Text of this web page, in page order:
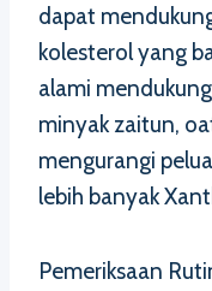
dapat
kolesterol yang
alami
minyak zaitun,
mengurangi
lebih banyak
Pemeriksaan